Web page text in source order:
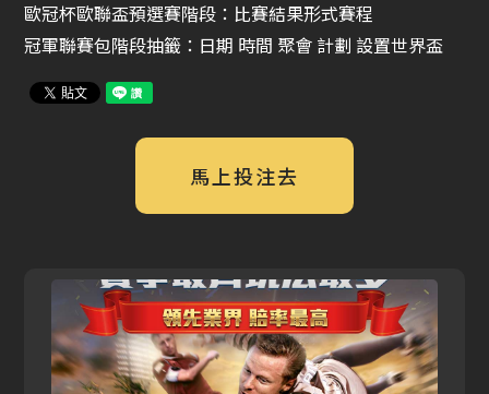
歐冠杯歐聯盃預選賽階段：比賽結果形式賽程
冠軍聯賽包階段抽籤：日期 時間 聚會 計劃 設置世界盃
馬上投注去